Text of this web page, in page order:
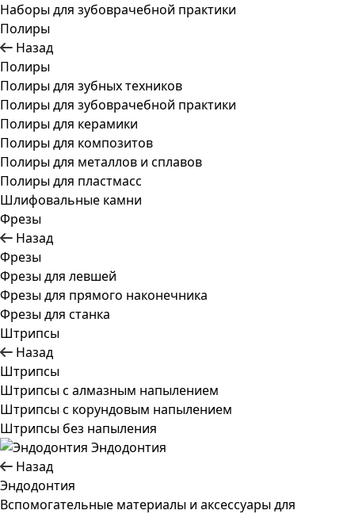
Наборы для зубоврачебной практики
Полиры
Назад
Полиры
Полиры для зубных техников
Полиры для зубоврачебной практики
Полиры для керамики
Полиры для композитов
Полиры для металлов и сплавов
Полиры для пластмасс
Шлифовальные камни
Фрезы
Назад
Фрезы
Фрезы для левшей
Фрезы для прямого наконечника
Фрезы для станка
Штрипсы
Назад
Штрипсы
Штрипсы c алмазным напылением
Штрипсы c корундовым напылением
Штрипсы без напыления
Эндодонтия
Назад
Эндодонтия
Вспомогательные материалы и аксессуары для